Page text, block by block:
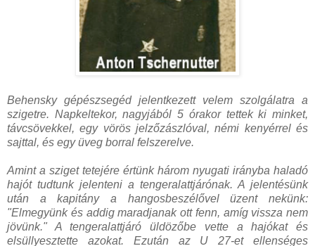
Behensky gépészsegéd jelentkezett velem szolgálatra a
szigetre. Napkeltekor, nagyjából 5 órakor tettek ki minket,
távcsövekkel, egy vörös jelzőzászlóval, némi kenyérrel és
sajttal, és egy üveg borral felszerelve.
Amint a sziget tetejére értünk három nyugati irányba haladó
hajót tudtunk jelenteni a tengeralattjárónak. A jelentésünk
után a kapitány a hangosbeszélővel üzent nekünk:
"Elmegyünk és addig maradjanak ott fenn, amíg vissza nem
jövünk." A tengeralattjáró üldözőbe vette a hajókat és
elsüllyesztette azokat. Ezután az U 27-et ellenséges